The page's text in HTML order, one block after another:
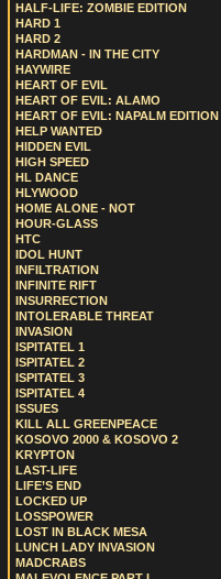
HALF-LIFE: ZOMBIE EDITION
HARD 1
HARD 2
HARDMAN - IN THE CITY
HAYWIRE
HEART OF EVIL
HEART OF EVIL: ALAMO
HEART OF EVIL: NAPALM EDITION
HELP WANTED
HIDDEN EVIL
HIGH SPEED
HL DANCE
HLYWOOD
HOME ALONE - NOT
HOUR-GLASS
HTC
IDOL HUNT
INFILTRATION
INFINITE RIFT
INSURRECTION
INTOLERABLE THREAT
INVASION
ISPITATEL 1
ISPITATEL 2
ISPITATEL 3
ISPITATEL 4
ISSUES
KILL ALL GREENPEACE
KOSOVO 2000 & KOSOVO 2
KRYPTON
LAST-LIFE
LIFE’S END
LOCKED UP
LOSSPOWER
LOST IN BLACK MESA
LUNCH LADY INVASION
MADCRABS